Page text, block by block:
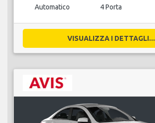
Automatico 4 Porta
VISUALIZZA I DETTAGLI...